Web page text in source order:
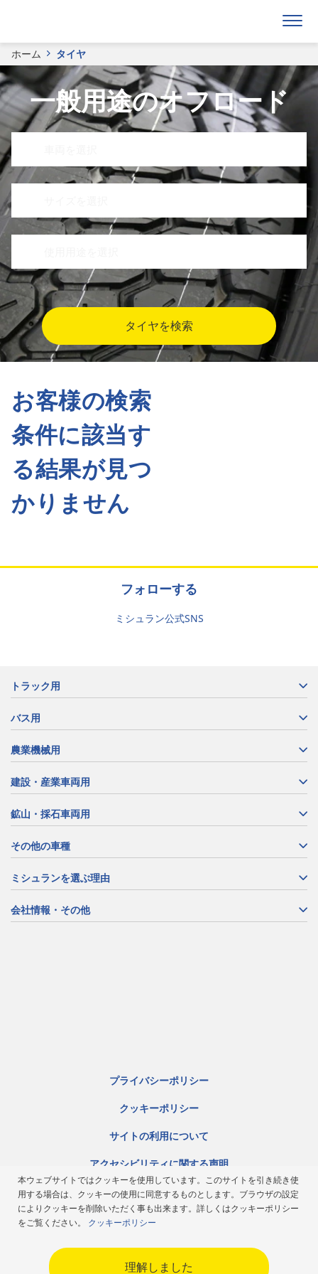
ホーム タイヤ
一般用途のオフロード
タイヤを検索
お客様の検索
条件に該当す
る結果が見つ
かりません
フォローする
ミシュラン公式SNS
トラック用
バス用
農業機械用
建設・産業車両用
鉱山・採石車両用
その他の車種
ミシュランを選ぶ理由
会社情報・その他
プライバシーポリシー
クッキーポリシー
サイトの利用について
アクセシビリティに関する声明
サイトマップ
ミシュラン倫理規定
本ウェブサイトではクッキーを使用しています。このサイトを引き続き使
用する場合は、クッキーの使用に同意するものとします。ブラウザの設定
によりクッキーを削除いただく事も出来ます。詳しくはクッキーポリシー
をご覧ください。 クッキーポリシー
理解しました